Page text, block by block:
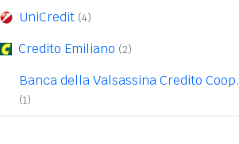
UniCredit (4)
Credito Emiliano (2)
Banca della Valsassina Credito Coop.
(1)